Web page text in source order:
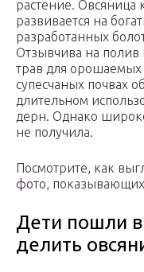
растение. Овсяница
развивается на
разработанных
Отзывчива на полив
трав для
супесчаных почвах
длительном
дерн. Однако
не получила.
Посмотрите, как
фото, показывающих
Дети пошли
делить